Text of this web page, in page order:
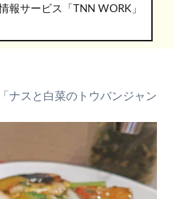
報サービス「TNN WORK」
ナスと白菜のトウバンジャン